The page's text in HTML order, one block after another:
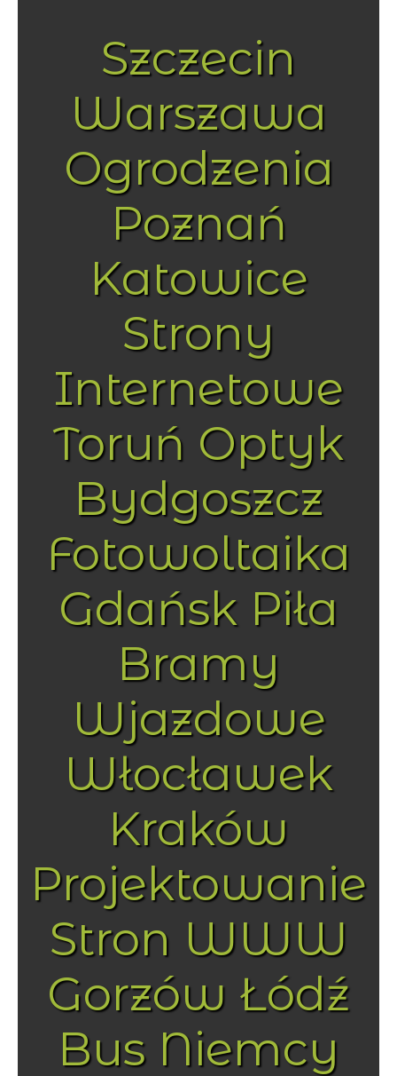
Szczecin
Warszawa
Ogrodzenia
Poznań
Katowice
Strony
Internetowe
Toruń Optyk
Bydgoszcz
Fotowoltaika
Gdańsk Piła
Bramy
Wjazdowe
Włocławek
Kraków
Projektowanie
Stron WWW
Gorzów Łódź
Bus Niemcy